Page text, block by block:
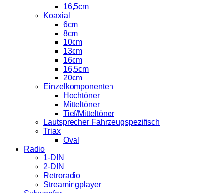
16,5cm
Koaxial
6cm
8cm
10cm
13cm
16cm
16,5cm
20cm
Einzelkomponenten
Hochtöner
Mitteltöner
Tief/Mitteltöner
Lautsprecher Fahrzeugspezifisch
Triax
Oval
Radio
1-DIN
2-DIN
Retroradio
Streamingplayer